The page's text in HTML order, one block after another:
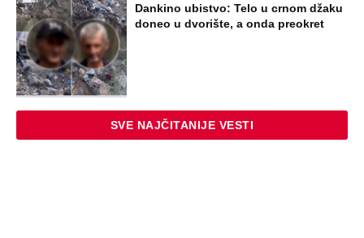
Dankino ubistvo: Telo u crnom džaku
doneo u dvorište, a onda preokret
SVE NAJČITANIJE VESTI